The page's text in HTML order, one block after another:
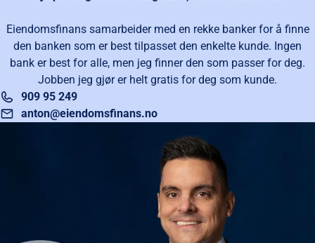
Eiendomsfinans samarbeider med en rekke banker for å finne
den banken som er best tilpasset den enkelte kunde. Ingen
bank er best for alle, men jeg finner den som passer for deg.
Jobben jeg gjør er helt gratis for deg som kunde.
909 95 249
anton@eiendomsfinans.no